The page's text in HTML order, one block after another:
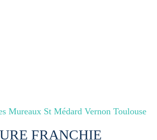
Mureaux St Médard Vernon Toulouse
FRANCHIE